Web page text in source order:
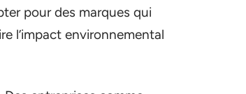
pour des marques qui
l’impact environnemental